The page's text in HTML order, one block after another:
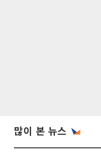
많이 본 뉴스